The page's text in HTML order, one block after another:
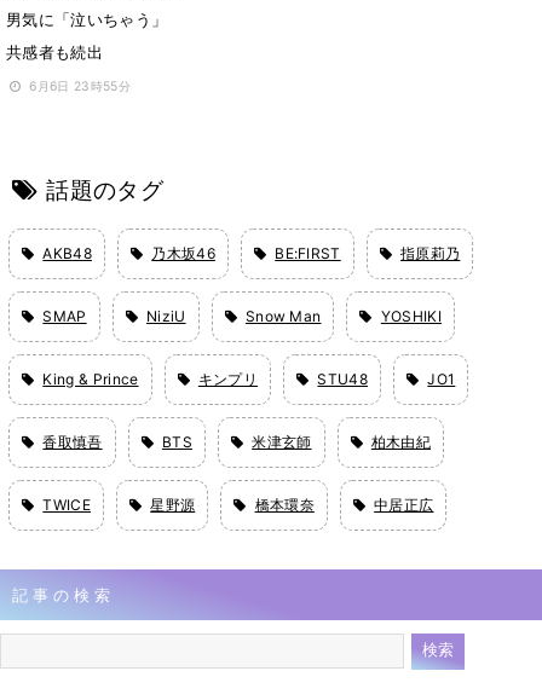
男気に「泣いちゃう」
共感者も続出
6月6日 23時55分
話題のタグ
AKB48 乃木坂46 BE:FIRST 指原莉乃
SMAP NiziU Snow Man YOSHIKI
King & Prince キンプリ STU48 JO1
香取慎吾 BTS 米津玄師 柏木由紀
TWICE 星野源 橋本環奈 中居正広
記事の検索